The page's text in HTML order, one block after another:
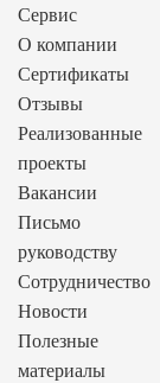
Сервис
О компании
Сертификаты
Отзывы
Реализованные
проекты
Вакансии
Письмо
руководству
Сотрудничество
Новости
Полезные
материалы